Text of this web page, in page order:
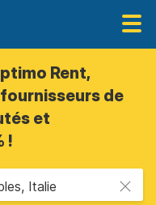
Rent,
de
et
!
Italie